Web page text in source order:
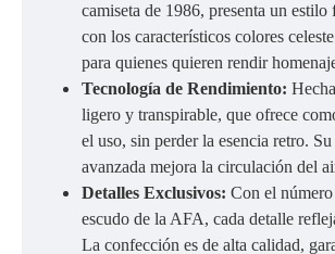
camiseta de 1986, presenta un
con los característicos colores
para quienes quieren rendir
Tecnología de Rendimiento:
ligero y transpirable, que ofrece
el uso, sin perder la esencia retro.
avanzada mejora la circulación del
Detalles Exclusivos: Con el
escudo de la AFA, cada detalle
La confección es de alta calidad,